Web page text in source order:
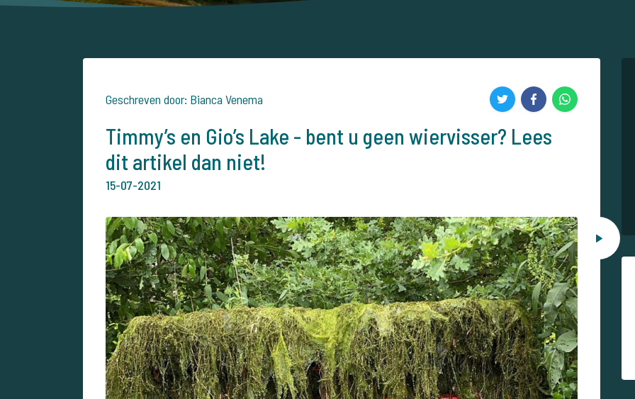
Geschreven door: Bianca Venema
Timmy’s en Gio’s Lake - bent u geen wiervisser? Lees
dit artikel dan niet!
15-07-2021